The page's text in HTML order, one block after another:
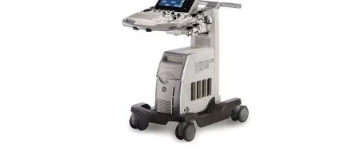
Заец Мария
Владимировна
238
Врач ультразвуковой
диагностики, к.м.н.